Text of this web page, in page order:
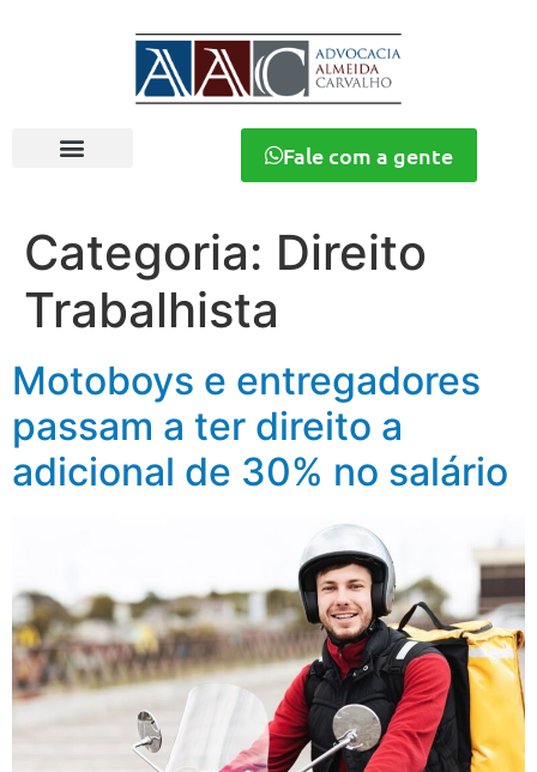
Fale com a gente
Categoria: Direito
Trabalhista
Motoboys e entregadores
passam a ter direito a
adicional de 30% no salário